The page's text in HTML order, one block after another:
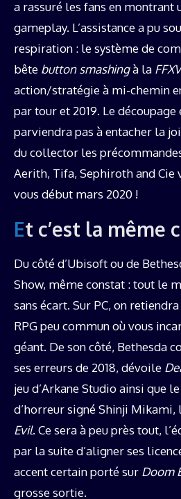
a rassuré les fans en montrant
gameplay. L’assistance a pu
respiration : le système de
bête button smashingà la FFXV
action/stratégie à mi-chemin
par tour et 2019. Le découpage
parviendra pas à entacher la
du collector les
Aerith, Tifa, Sephiroth and Cie
vous début mars 2020 !
Et c’est la même
Du côté d’Ubisoft ou de
Show, même constat : tout le
sans écart. Sur PC, on
RPG peu commun où vous
géant. De son côté, Bethesda
ses erreurs de 2018, dévoile
jeu d’Arkane Studio ainsi que
d’horreur signé Shinji Mikami,
Evil. Ce sera à peu près tout,
par la suite d’aligner ses
accent certain porté sur Doom
grosse sortie.